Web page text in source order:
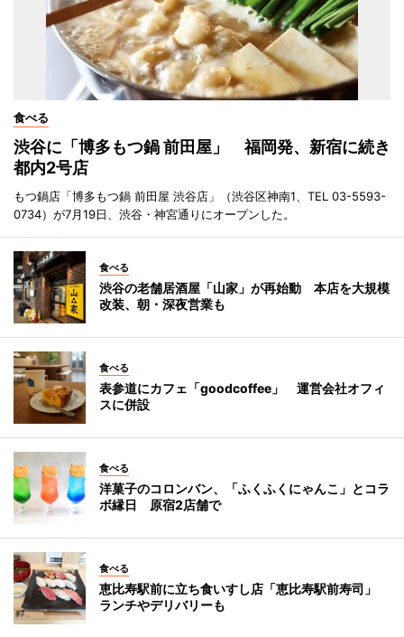
食べる
渋谷に「博多もつ鍋 前田屋」 福岡発、新宿に続き
都内2号店
もつ鍋店「博多もつ鍋 前田屋 渋谷店」（渋谷区神南1、TEL 03-5593-
0734）が7月19日、渋谷・神宮通りにオープンした。
食べる
渋谷の老舗居酒屋「山家」が再始動 本店を大規模
改装、朝・深夜営業も
食べる
表参道にカフェ「goodcoffee」 運営会社オフィ
スに併設
食べる
洋菓子のコロンバン、「ふくふくにゃんこ」とコラ
ボ縁日 原宿2店舗で
食べる
恵比寿駅前に立ち食いすし店「恵比寿駅前寿司」
ランチやデリバリーも